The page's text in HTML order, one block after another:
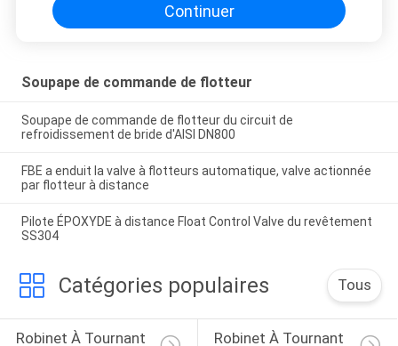
Continuer
Soupape de commande de flotteur
Soupape de commande de flotteur du circuit de
refroidissement de bride d'AISI DN800
FBE a enduit la valve à flotteurs automatique, valve actionnée
par flotteur à distance
Pilote ÉPOXYDE à distance Float Control Valve du revêtement
SS304
Catégories populaires Tous
Robinet À Tournant Robinet À Tournant